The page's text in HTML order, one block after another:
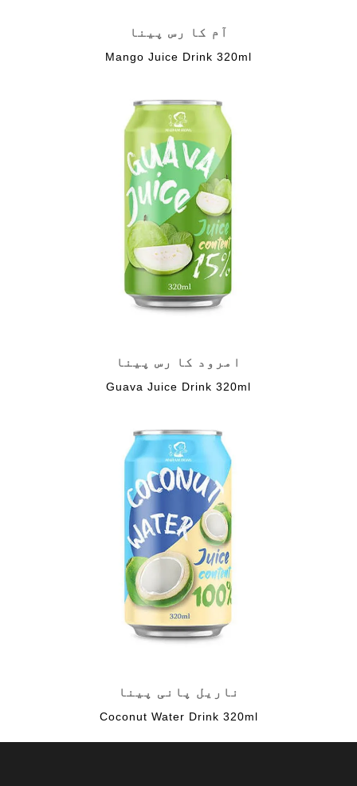
آم کا رس پینا
Mango Juice Drink 320ml
امرود کا رس پینا
Guava Juice Drink 320ml
ناریل پانی پینا
Coconut Water Drink 320ml